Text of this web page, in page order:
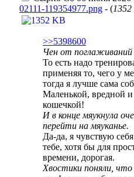
02111-119354977.png - (
>>5398600
Чен от поглаживаний
То есть надо
применяя то, чего у
тогда я лучше сама
Маленькой, вредной и
кошечкой!
И в конце мяукнула
перейти на мяуканье.
Да-да, я чувствую
тебе, хотя бы для
времени, дорогая.
Хвостики поняли,